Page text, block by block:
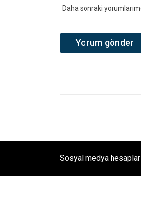
Fındık